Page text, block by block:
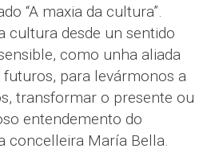
“A maxia da cultura”.
cultura desde un sentido
como unha aliada
para levármonos a
transformar o presente ou
entendemento do
concelleira María Bella.